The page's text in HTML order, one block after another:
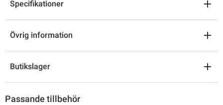
Specifikationer
Övrig information
Butikslager
Passande tillbehör